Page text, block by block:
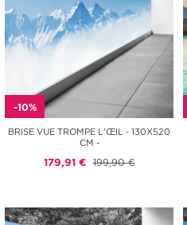
-10%
BRISE VUE TROMPE L'ŒIL - 130X520
CM -
179,91 € 199,90 €